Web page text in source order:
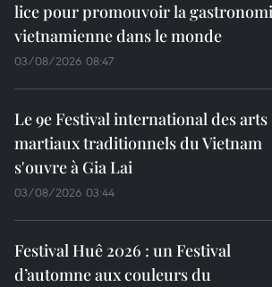
lice pour promouvoir la
vietnamienne dans le monde
03/08/2026 08:47
Le 9e Festival international des arts
martiaux traditionnels du Vietnam
s'ouvre à Gia Lai
03/08/2026 03:44
Festival Huê 2026 : un Festival
d’automne aux couleurs du